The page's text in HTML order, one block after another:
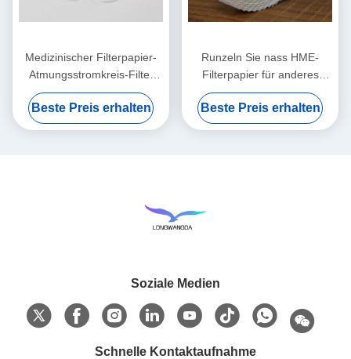
Medizinischer Filterpapier-
Atmungsstromkreis-Filter
HMEF HME runzelte
Filterpapier
Beste Preis erhalten
Runzeln Sie nass HME-
Filterpapier für anderes
medizinisches Comsumables
Beste Preis erhalten
Soziale Medien
Schnelle Kontaktaufnahme